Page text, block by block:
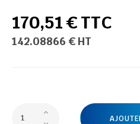
170,51 € TTC
142.08866 € HT